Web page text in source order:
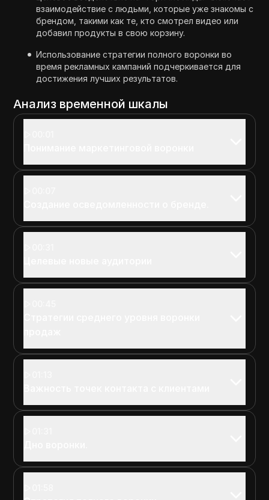
взаимодействие с людьми, которые уже знакомы с
брендом, такими как те, кто смотрел видео или
добавил продукты в свою корзину.
Использование стратегии полного воронки во
время рекламных кампаний подчеркивается для
достижения лучших результатов.
Анализ временной шкалы